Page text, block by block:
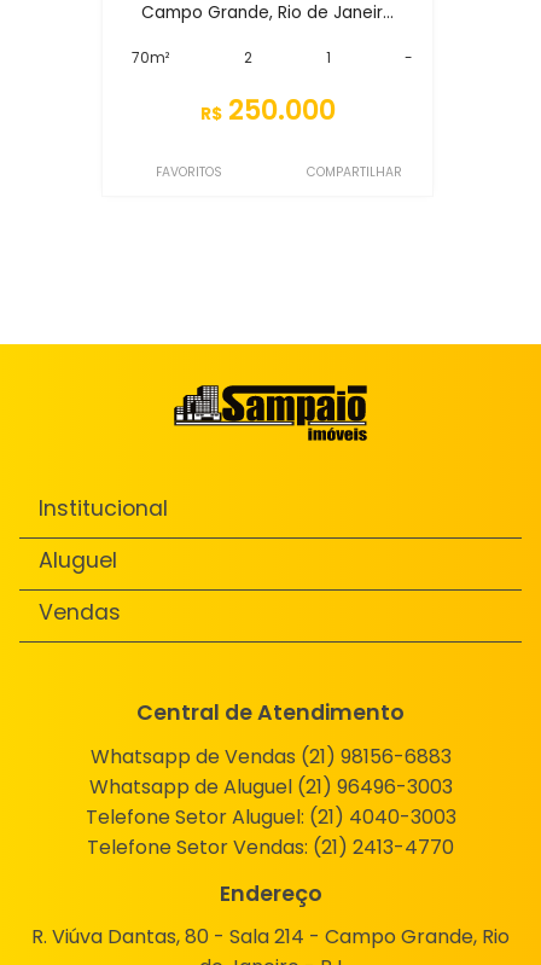
Campo Grande, Rio de Janeir...
70m² 2 1 -
R$ 250.000
FAVORITOS COMPARTILHAR
Institucional
Aluguel
Vendas
Central de Atendimento
Whatsapp de Vendas (21) 98156-6883
Whatsapp de Aluguel (21) 96496-3003
Telefone Setor Aluguel: (21) 4040-3003
Telefone Setor Vendas: (21) 2413-4770
Endereço
R. Viúva Dantas, 80 - Sala 214 - Campo Grande, Rio